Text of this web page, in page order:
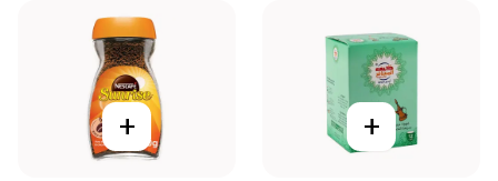
+
+